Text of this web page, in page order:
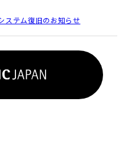
ステム復旧のお知らせ